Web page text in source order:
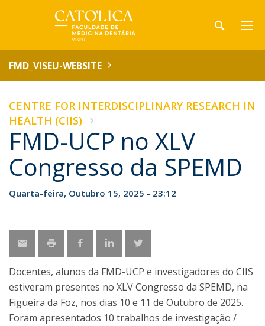
FMD_VISEU-WEBSITE
CENTRE FOR INTERDISCIPLINARY RESEARCH IN
HEALTH (CIIS)
FMD-UCP no XLV
Congresso da SPEMD
Quarta-feira, Outubro 15, 2025 - 23:12
Docentes, alunos da FMD-UCP e investigadores do CIIS
estiveram presentes no XLV Congresso da SPEMD, na
Figueira da Foz, nos dias 10 e 11 de Outubro de 2025.
Foram apresentados 10 trabalhos de investigação /